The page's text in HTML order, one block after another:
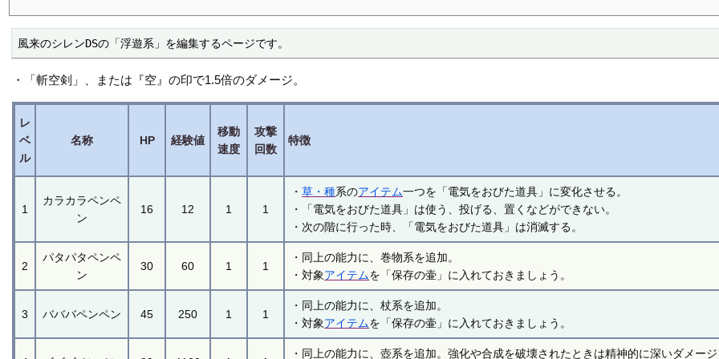
風来のシレンDSの「浮遊系」を編集するページです。
・「斬空剣」、または『空』の印で1.5倍のダメージ。
レ
ベ
ル
名称 HP 経験値
移動
速度
攻撃
回数
特徴
1
カラカラペンペ
ン
16 12 1 1
・草・種系のアイテム一つを「電気をおびた道具」に変化させる。
・「電気をおびた道具」は使う、投げる、置くなどができない。
・次の階に行った時、「電気をおびた道具」は消滅する。
2
パタパタペンペ
ン
30 60 1 1
・同上の能力に、巻物系を追加。
・対象アイテムを「保存の壷」に入れておきましょう。
3 バババペンペン 45 250 1 1
・同上の能力に、杖系を追加。
・対象アイテムを「保存の壷」に入れておきましょう。
・同上の能力に、壺系を追加。強化や合成を破壊されたときは精神的に深いダメージ